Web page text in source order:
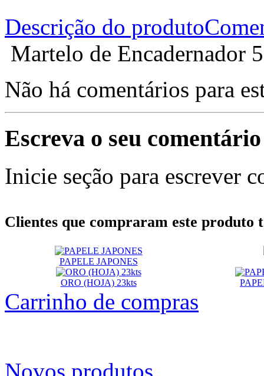
Descrição do produto
Martelo de Encadernador
Não há comentários para
Escreva o seu comentário
Inicie seção para escrever
Clientes que compraram este produto
PAPELE JAPONES
ORO (HOJA) 23kts
Carrinho de compras